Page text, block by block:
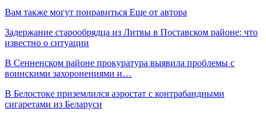
Вам также могут понравиться Еще от автора
Задержание старообрядца из Литвы в Поставском районе: что
известно о ситуации
В Сенненском районе прокуратура выявила проблемы с
воинскими захоронениями и…
В Белостоке приземлился аэростат с контрабандными
сигаретами из Беларуси